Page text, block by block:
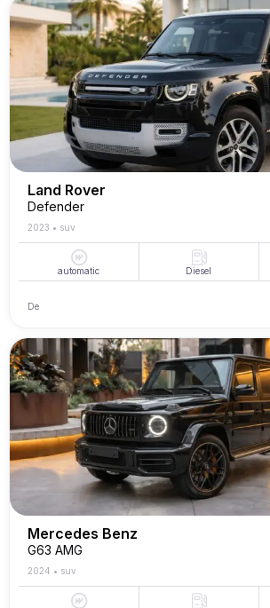
Land Rover
Defender
2023 • suv
automatic Diesel
De
Mercedes Benz
G63 AMG
2024 • suv